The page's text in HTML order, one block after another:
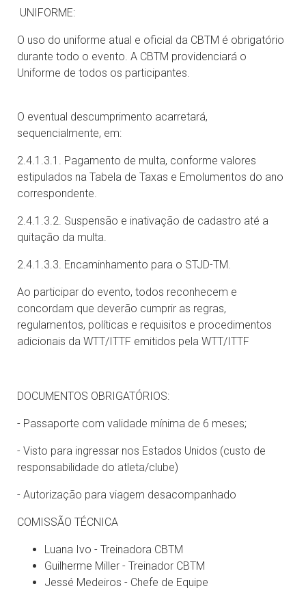
UNIFORME:
O uso do uniforme atual e oficial da CBTM é obrigatório
durante todo o evento. A CBTM providenciará o
Uniforme de todos os participantes.
O eventual descumprimento acarretará,
sequencialmente, em:
2.4.1.3.1. Pagamento de multa, conforme valores
estipulados na Tabela de Taxas e Emolumentos do ano
correspondente.
2.4.1.3.2. Suspensão e inativação de cadastro até a
quitação da multa.
2.4.1.3.3. Encaminhamento para o STJD-TM.
Ao participar do evento, todos reconhecem e
concordam que deverão cumprir as regras,
regulamentos, políticas e requisitos e procedimentos
adicionais da WTT/ITTF emitidos pela WTT/ITTF
DOCUMENTOS OBRIGATÓRIOS:
- Passaporte com validade mínima de 6 meses;
- Visto para ingressar nos Estados Unidos (custo de
responsabilidade do atleta/clube)
- Autorização para viagem desacompanhado
COMISSÃO TÉCNICA
Luana Ivo - Treinadora CBTM
Guilherme Miller - Treinador CBTM
Jessé Medeiros - Chefe de Equipe